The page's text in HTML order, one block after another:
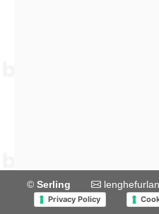
© Serling
Privacy Policy